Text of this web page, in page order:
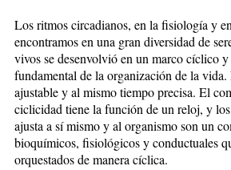
Los ritmos circadianos, en la fisiología y
encontramos en una gran diversidad de
vivos se desenvolvió en un marco cíclico
fundamental de la organización de la
ajustable y al mismo tiempo precisa. El
ciclicidad tiene la función de un reloj, y
ajusta a sí mismo y al organismo son un
bioquímicos, fisiológicos y conductuales
orquestados de manera cíclica.